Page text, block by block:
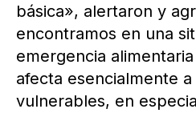
básica», alertaron y
encontramos en una
emergencia
afecta esencialmente a
vulnerables, en